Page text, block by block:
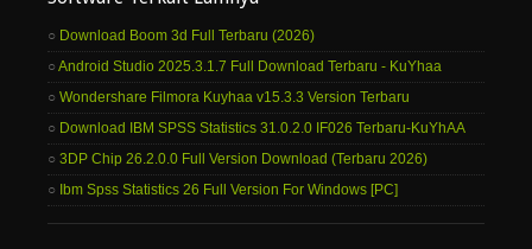
Download Boom 3d Full Terbaru (2026)
Android Studio 2025.3.1.7 Full Download Terbaru - KuYhaa
Wondershare Filmora Kuyhaa v15.3.3 Version Terbaru
Download IBM SPSS Statistics 31.0.2.0 IF026 Terbaru-KuYhAA
3DP Chip 26.2.0.0 Full Version Download (Terbaru 2026)
Ibm Spss Statistics 26 Full Version For Windows [PC]